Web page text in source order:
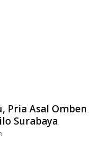
Pria Asal Omben
Surabaya